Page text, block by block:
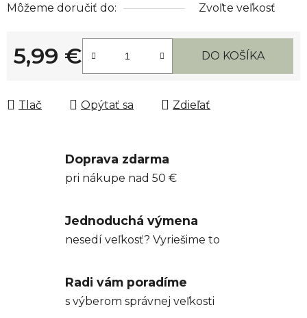
Môžeme doručiť do:
Zvoľte veľkosť
5,99 €
Jednotková cena:
DO KOŠÍKA
Tlač Opýtať sa Zdieľať
Doprava zdarma
pri nákupe nad 50 €
Jednoduchá výmena
nesedí veľkosť? Vyriešime to
Radi vám poradíme
s výberom správnej veľkosti